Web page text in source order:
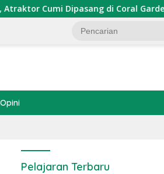
Cumi Dipasang di Coral Garden
Opini
Pelajaran Terbaru